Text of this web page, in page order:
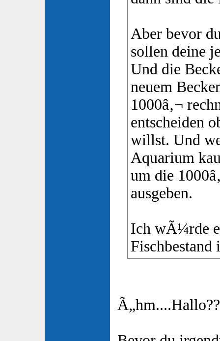
Aber bevor
sollen deine
Und die
neuem
1000â‚¬
entscheiden
willst. Und
Aquarium
um die
ausgeben.
Ich wÃ¼rde
Ã„hm....Hallo??